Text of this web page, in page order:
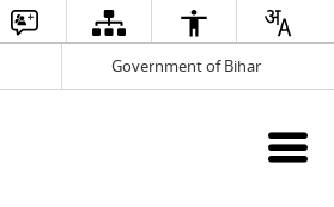
Government of Bihar